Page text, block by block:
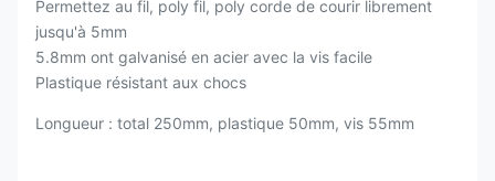
Permettez au fil, poly fil, poly corde de courir librement
jusqu'à 5mm
5.8mm ont galvanisé en acier avec la vis facile
Plastique résistant aux chocs
Longueur : total 250mm, plastique 50mm, vis 55mm